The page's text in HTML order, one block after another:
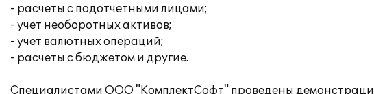
- расчеты с подотчетными лицами;
- учет необоротных активов;
- учет валютных операций;
- расчеты с бюджетом и другие.
Специалистами ООО "КомплектСофт" проведены